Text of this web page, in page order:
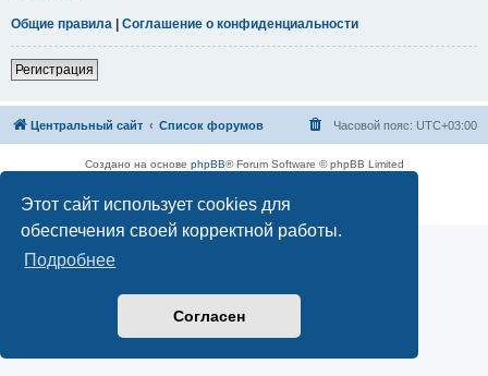
Этот сайт использует cookies для
обеспечения своей корректной работы.
Подробнее
Согласен
Общие правила | Соглашение о конфиденциальности
Регистрация
Центральный сайт Список форумов Часовой пояс: UTC+03:00
Создано на основе phpBB® Forum Software © phpBB Limited
Конфиденциальность|Правила